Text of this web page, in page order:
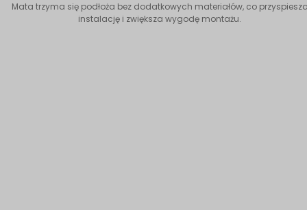
Mata trzyma się podłoża bez dodatkowych materiałów, co
instalację i zwiększa wygodę montażu.